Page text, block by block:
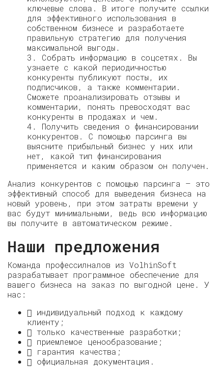
ключевые слова. В итоге получите ссылки
для эффективного использования в
собственном бизнесе и разработаете
правильную стратегию для получения
максимальной выгоды.
3. Собрать информацию в соцсетях. Вы
узнаете с какой периодичностью
конкуренты публикуют посты, их
подписчиков, а также комментарии.
Сможете проанализировать отзывы и
комментарии, понять превосходят вас
конкуренты в продажах и чем.
4. Получить сведения о финансировании
конкурентов. С помощью парсинга вы
выясните прибыльный бизнес у них или
нет, какой тип финансирования
применяется и каким образом он получен.
Анализ конкурентов с помощью парсинга — это
эффективный способ для выведения бизнеса на
новый уровень, при этом затраты времени у
вас будут минимальными, ведь всю информацию
вы получите в автоматическом режиме.
Наши предложения
Команда профессилналов из VolhinSoft
разрабатывает программное обеспечение для
вашего бизнеса на заказ по выгодной цене. У
нас:
 индивидуальный подход к каждому
клиенту;
 только качественные разработки;
 приемлемое ценообразование;
 гарантия качества;
 официальная документация.